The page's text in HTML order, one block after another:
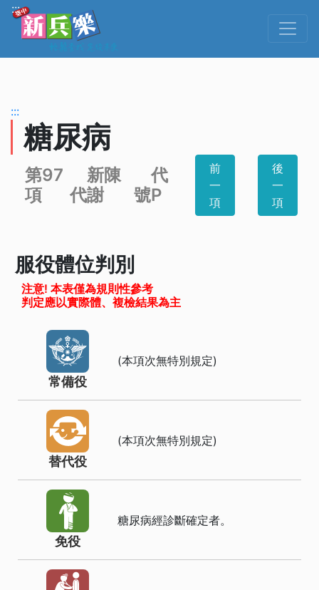
跳到主要內容
:::
:::
糖尿病
第97
項
新陳
代謝
代
號P
前
一
項
後
一
項
服役體位判別
注意! 本表僅為規則性參考
判定應以實際體、複檢結果為主
常備役
(本項次無特別規定)
替代役
(本項次無特別規定)
免役
糖尿病經診斷確定者。